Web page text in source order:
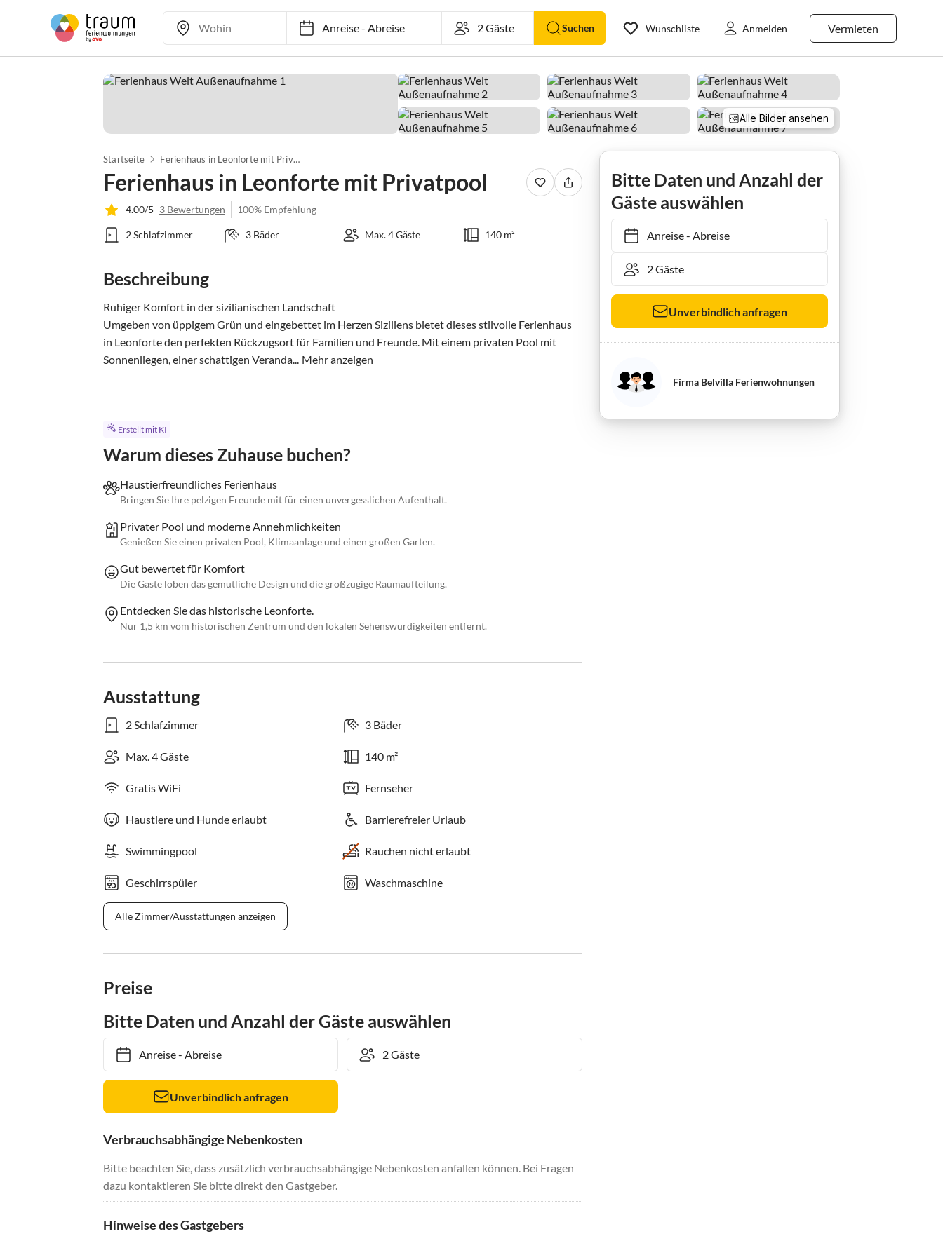
Anreise-Abreise Suchen Vermieten
Wunschliste Anmelden
Alle Bilder ansehen
Startseite Ferienhaus in Leonforte mit Privatpool
Ferienhaus in Leonforte mit Privatpool
4.00/5 3 Bewertungen 100% Empfehlung
2 Schlafzimmer 3 Bäder Max. 4 Gäste 140 m²
Beschreibung
Ruhiger Komfort in der sizilianischen Landschaft
Umgeben von üppigem Grün und eingebettet im Herzen Siziliens bietet dieses stilvolle Ferienhaus
in Leonforte den perfekten Rückzugsort für Familien und Freunde. Mit einem privaten Pool mit
Sonnenliegen, einer schattigen Veranda... Mehr anzeigen
Erstellt mit KI
Warum dieses Zuhause buchen?
Haustierfreundliches Ferienhaus
Bringen Sie Ihre pelzigen Freunde mit für einen unvergesslichen Aufenthalt.
Privater Pool und moderne Annehmlichkeiten
Genießen Sie einen privaten Pool, Klimaanlage und einen großen Garten.
Gut bewertet für Komfort
Die Gäste loben das gemütliche Design und die großzügige Raumaufteilung.
Entdecken Sie das historische Leonforte.
Nur 1,5 km vom historischen Zentrum und den lokalen Sehenswürdigkeiten entfernt.
Ausstattung
2 Schlafzimmer 3 Bäder
Max. 4 Gäste 140 m²
Gratis WiFi Fernseher
Haustiere und Hunde erlaubt Barrierefreier Urlaub
Swimmingpool Rauchen nicht erlaubt
Geschirrspüler Waschmaschine
Alle Zimmer/Ausstattungen anzeigen
Preise
Bitte Daten und Anzahl der Gäste auswählen
Anreise- Abreise
Unverbindlich anfragen
Verbrauchsabhängige Nebenkosten
Bitte beachten Sie, dass zusätzlich verbrauchsabhängige Nebenkosten anfallen können. Bei Fragen
dazu kontaktieren Sie bitte direkt den Gastgeber.
Hinweise des Gastgebers
Bitte Daten und Anzahl der
Gäste auswählen
Anreise- Abreise
Unverbindlich anfragen
Firma Belvilla Ferienwohnungen